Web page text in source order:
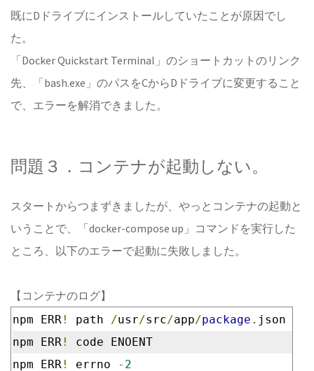
既にDドライブにインストールしていたことが原因でし
た。
「Docker Quickstart Terminal」のショートカットのリンク
先、「bash.exe」のパスをCからDドライブに変更すること
で、エラーを解消できました。
問題３．コンテナが起動しない。
スタートからつまずきましたが、やっとコンテナの起動と
いうことで、「docker-compose up」コマンドを実行した
ところ、以下のエラーで起動に失敗しました。
【コンテナのログ】
npm ERR ! path /usr/src/app/package . json
npm ERR !
code ENOENT
npm ERR ! errno - 2